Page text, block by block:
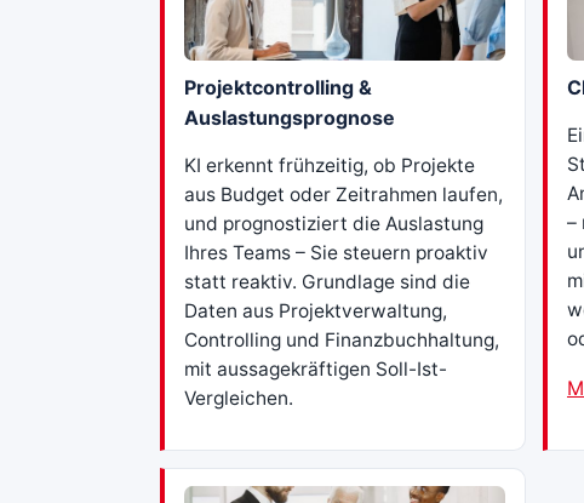
Projektcontrolling &
Auslastungsprognose
KI erkennt frühzeitig, ob Projekte
aus Budget oder Zeitrahmen laufen,
und prognostiziert die Auslastung
Ihres Teams – Sie steuern proaktiv
statt reaktiv. Grundlage sind die
Daten aus Projektverwaltung,
Controlling und Finanzbuchhaltung,
mit aussagekräftigen Soll-Ist-
Vergleichen.
–